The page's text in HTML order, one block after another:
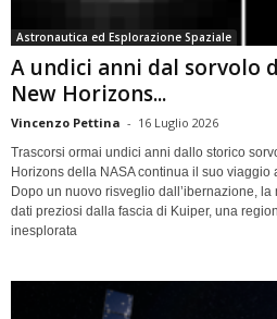
Astronautica ed Esplorazione Spaziale
A undici anni dal sorvolo
New Horizons...
Vincenzo Pettina - 16 Luglio 2026
Trascorsi ormai undici anni dallo storico
Horizons della NASA continua il suo
Dopo un nuovo risveglio dall’ibernazione,
dati preziosi dalla fascia di Kuiper, una
inesplorata